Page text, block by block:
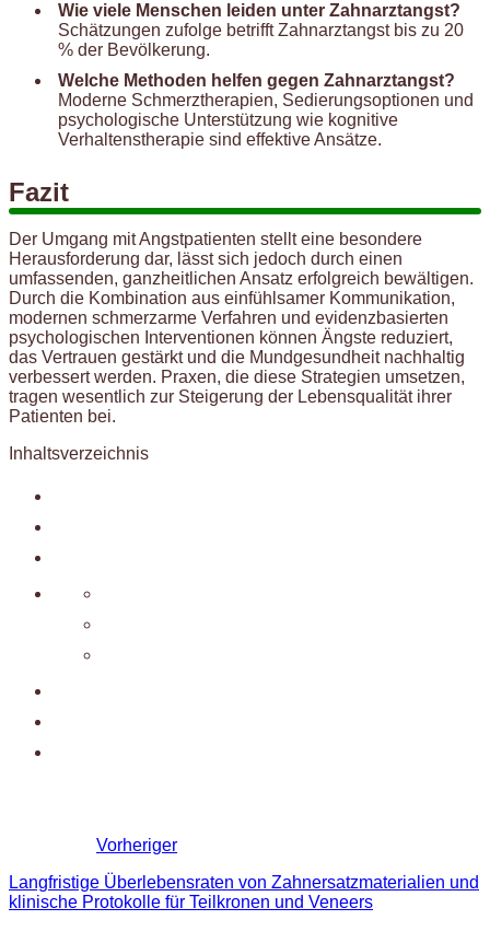
Wie viele Menschen leiden unter Zahnarztangst?
Schätzungen zufolge betrifft Zahnarztangst bis zu 20
% der Bevölkerung.
Welche Methoden helfen gegen Zahnarztangst?
Moderne Schmerztherapien, Sedierungsoptionen und
psychologische Unterstützung wie kognitive
Verhaltenstherapie sind effektive Ansätze.
Fazit
Der Umgang mit Angstpatienten stellt eine besondere
Herausforderung dar, lässt sich jedoch durch einen
umfassenden, ganzheitlichen Ansatz erfolgreich bewältigen.
Durch die Kombination aus einfühlsamer Kommunikation,
modernen schmerzarme Verfahren und evidenzbasierten
psychologischen Interventionen können Ängste reduziert,
das Vertrauen gestärkt und die Mundgesundheit nachhaltig
verbessert werden. Praxen, die diese Strategien umsetzen,
tragen wesentlich zur Steigerung der Lebensqualität ihrer
Patienten bei.
Inhaltsverzeichnis
Vorheriger
Langfristige Überlebensraten von Zahnersatzmaterialien und
klinische Protokolle für Teilkronen und Veneers